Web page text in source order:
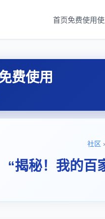
首页免费使用
费使用
社区 ›
“揭秘！我的百